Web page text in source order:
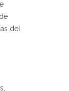
del